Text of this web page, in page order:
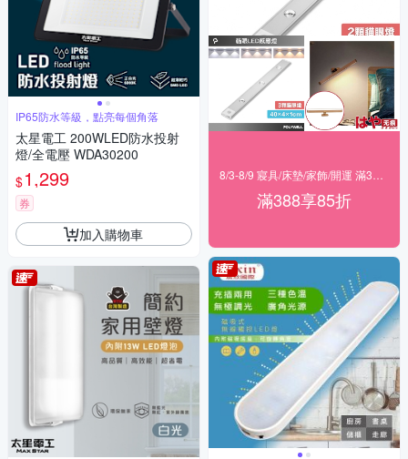
IP65防水等級，點亮每個角落
太星電工 200WLED防水投射
燈/全電壓 WDA30200
$1,299
券
加入購物車
滿388享85折